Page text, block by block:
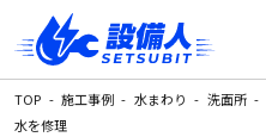
TOP 施工事例 水まわり 洗面所
水を修理